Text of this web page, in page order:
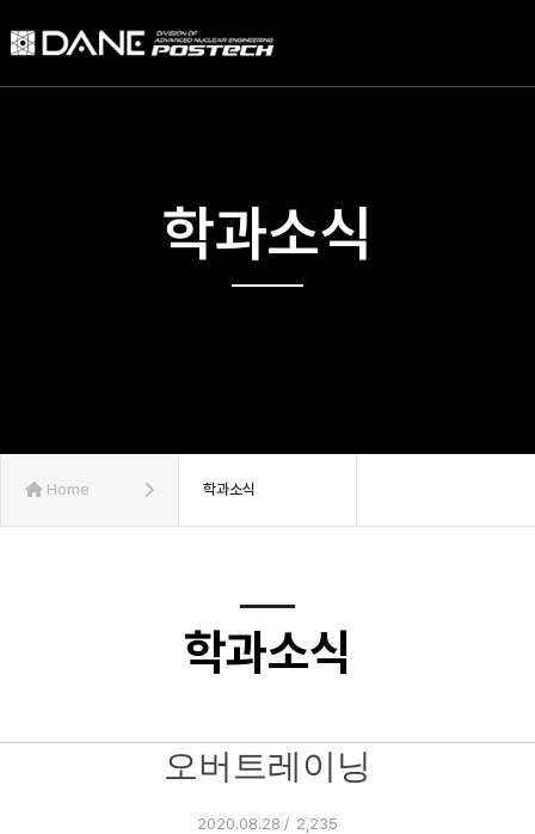
학과소식
Home 학과소식
학과소식
오버트레이닝
2020.08.28 / 2,235